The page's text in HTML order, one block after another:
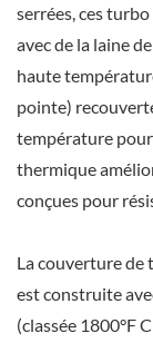
serrées, ces
avec de la laine
haute
pointe)
température
thermique
conçues pour
La couverture de
est construite
(classée 1800°F